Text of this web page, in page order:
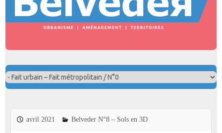
avril 2021 Belveder N°8 – Sols en 3D